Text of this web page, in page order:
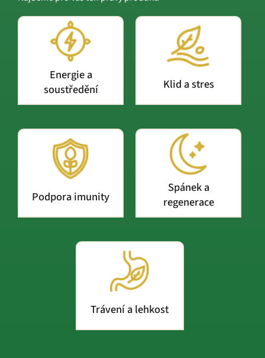
Energie a
soustředění
Klid a stres
Podpora imunity
Spánek a
regenerace
Trávení a lehkost